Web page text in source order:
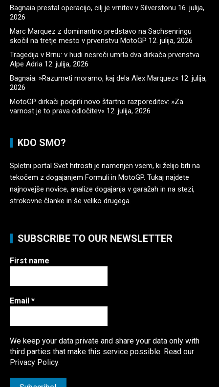
Bagnaia prestal operacijo, cilj je vrnitev v Silverstonu 16. julija,
2026
Marc Marquez z dominantno predstavo na Sachsenringu
skočil na tretje mesto v prvenstvu MotoGP 12. julija, 2026
Tragedija v Brnu: v hudi nesreči umrla dva dirkača prvenstva
Alpe Adria 12. julija, 2026
Bagnaia: »Razumeti moramo, kaj dela Alex Marquez« 12. julija,
2026
MotoGP dirkači podprli novo štartno razporeditev: »Za
varnost je to prava odločitev« 12. julija, 2026
KDO SMO?
Spletni portal Svet hitrosti je namenjen vsem, ki želijo biti na
tekočem z dogajanjem Formuli in MotoGP. Tukaj najdete
najnovejše novice, analize dogajanja v garažah in na stezi,
strokovne članke in še veliko drugega.
SUBSCRIBE TO OUR NEWSLETTER
First name
Email *
We keep your data private and share your data only with
third parties that make this service possible. Read our
Privacy Policy.